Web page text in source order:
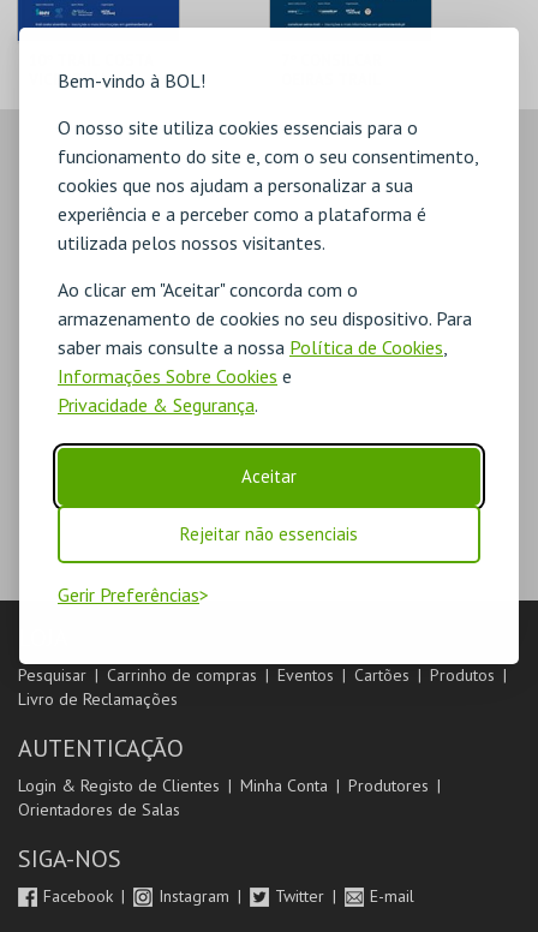
Bem-vindo à BOL!
O nosso site utiliza cookies essenciais para o
funcionamento do site e, com o seu consentimento,
cookies que nos ajudam a personalizar a sua
experiência e a perceber como a plataforma é
utilizada pelos nossos visitantes.
Ao clicar em "Aceitar" concorda com o
armazenamento de cookies no seu dispositivo. Para
saber mais consulte a nossa Política de Cookies,
Informações Sobre Cookies e
Privacidade & Segurança.
Aceitar
Rejeitar não essenciais
Gerir Preferências
VICENTINA
SANTIAGO DO
CACÉM E SINES
MAIS INFO
FÁBRICA DA
PÓLVORA
MAIS INFO
Pesquisar Carrinho de compras Eventos Cartões
Produtos
Livro de Reclamações
AUTENTICAÇÃO
Login & Registo de Clientes Minha Conta
Produtores
Orientadores de Salas
SIGA-NOS
Facebook Instagram Twitter E-mail